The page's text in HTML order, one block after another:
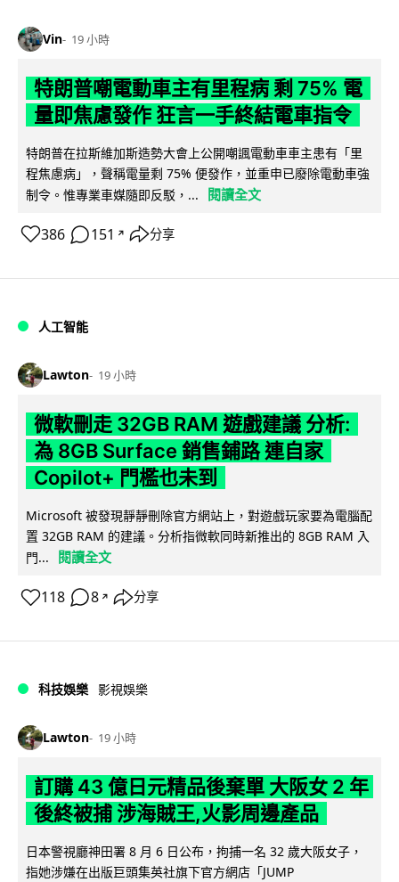
Vin 19 小時
特朗普嘲電動車主有里程病 剩 75% 電
量即焦慮發作 狂言一手終結電車指令
特朗普在拉斯維加斯造勢大會上公開嘲諷電動車車主患有「里
程焦慮病」，聲稱電量剩 75% 便發作，並重申已廢除電動車強
制令。惟專業車媒隨即反駁，...
閱讀全文
386 151 ↗ 分享
人工智能
Lawton 19 小時
微軟刪走 32GB RAM 遊戲建議 分析:
為 8GB Surface 銷售鋪路 連自家
Copilot+ 門檻也未到
Microsoft 被發現靜靜刪除官方網站上，對遊戲玩家要為電腦配
置 32GB RAM 的建議。分析指微軟同時新推出的 8GB RAM 入
門...
閱讀全文
118 8 ↗ 分享
科技娛樂 影視娛樂
Lawton 19 小時
訂購 43 億日元精品後棄單 大阪女 2 年
後終被捕 涉海賊王,火影周邊產品
日本警視廳神田署 8 月 6 日公布，拘捕一名 32 歲大阪女子，
指她涉嫌在出版巨頭集英社旗下官方網店「JUMP